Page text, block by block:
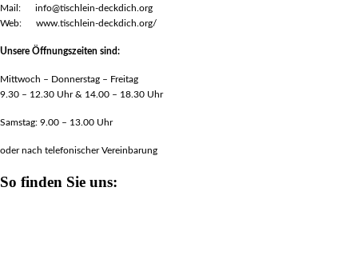
Mail: info@tischlein-deckdich.org
Web: www.tischlein-deckdich.org/
Unsere Öffnungszeiten sind:
Mittwoch – Donnerstag – Freitag
9.30 – 12.30 Uhr & 14.00 – 18.30 Uhr
Samstag: 9.00 – 13.00 Uhr
oder nach telefonischer Vereinbarung
So finden Sie uns: